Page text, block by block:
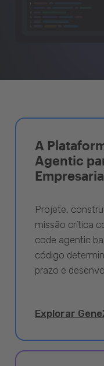
A
Agentic
Projete,
missão crítica
code agentic
código
prazo e
Explorar